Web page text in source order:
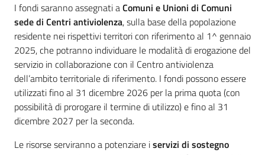
I fondi saranno assegnati aComuni e Unioni di Comuni
sede di Centri antiviolenza, sulla base della popolazione
residente nei rispettivi territori con riferimento al 1^ gennaio
2025, che potranno individuare le modalità di erogazione del
servizio in collaborazione con il Centro antiviolenza
dell’ambito territoriale di riferimento. I fondi possono essere
utilizzati fino al 31 dicembre 2026 per la prima quota (con
possibilità di prorogare il termine di utilizzo) e fino al 31
dicembre 2027 per la seconda.
Le risorse serviranno a potenziare iservizi di sostegno